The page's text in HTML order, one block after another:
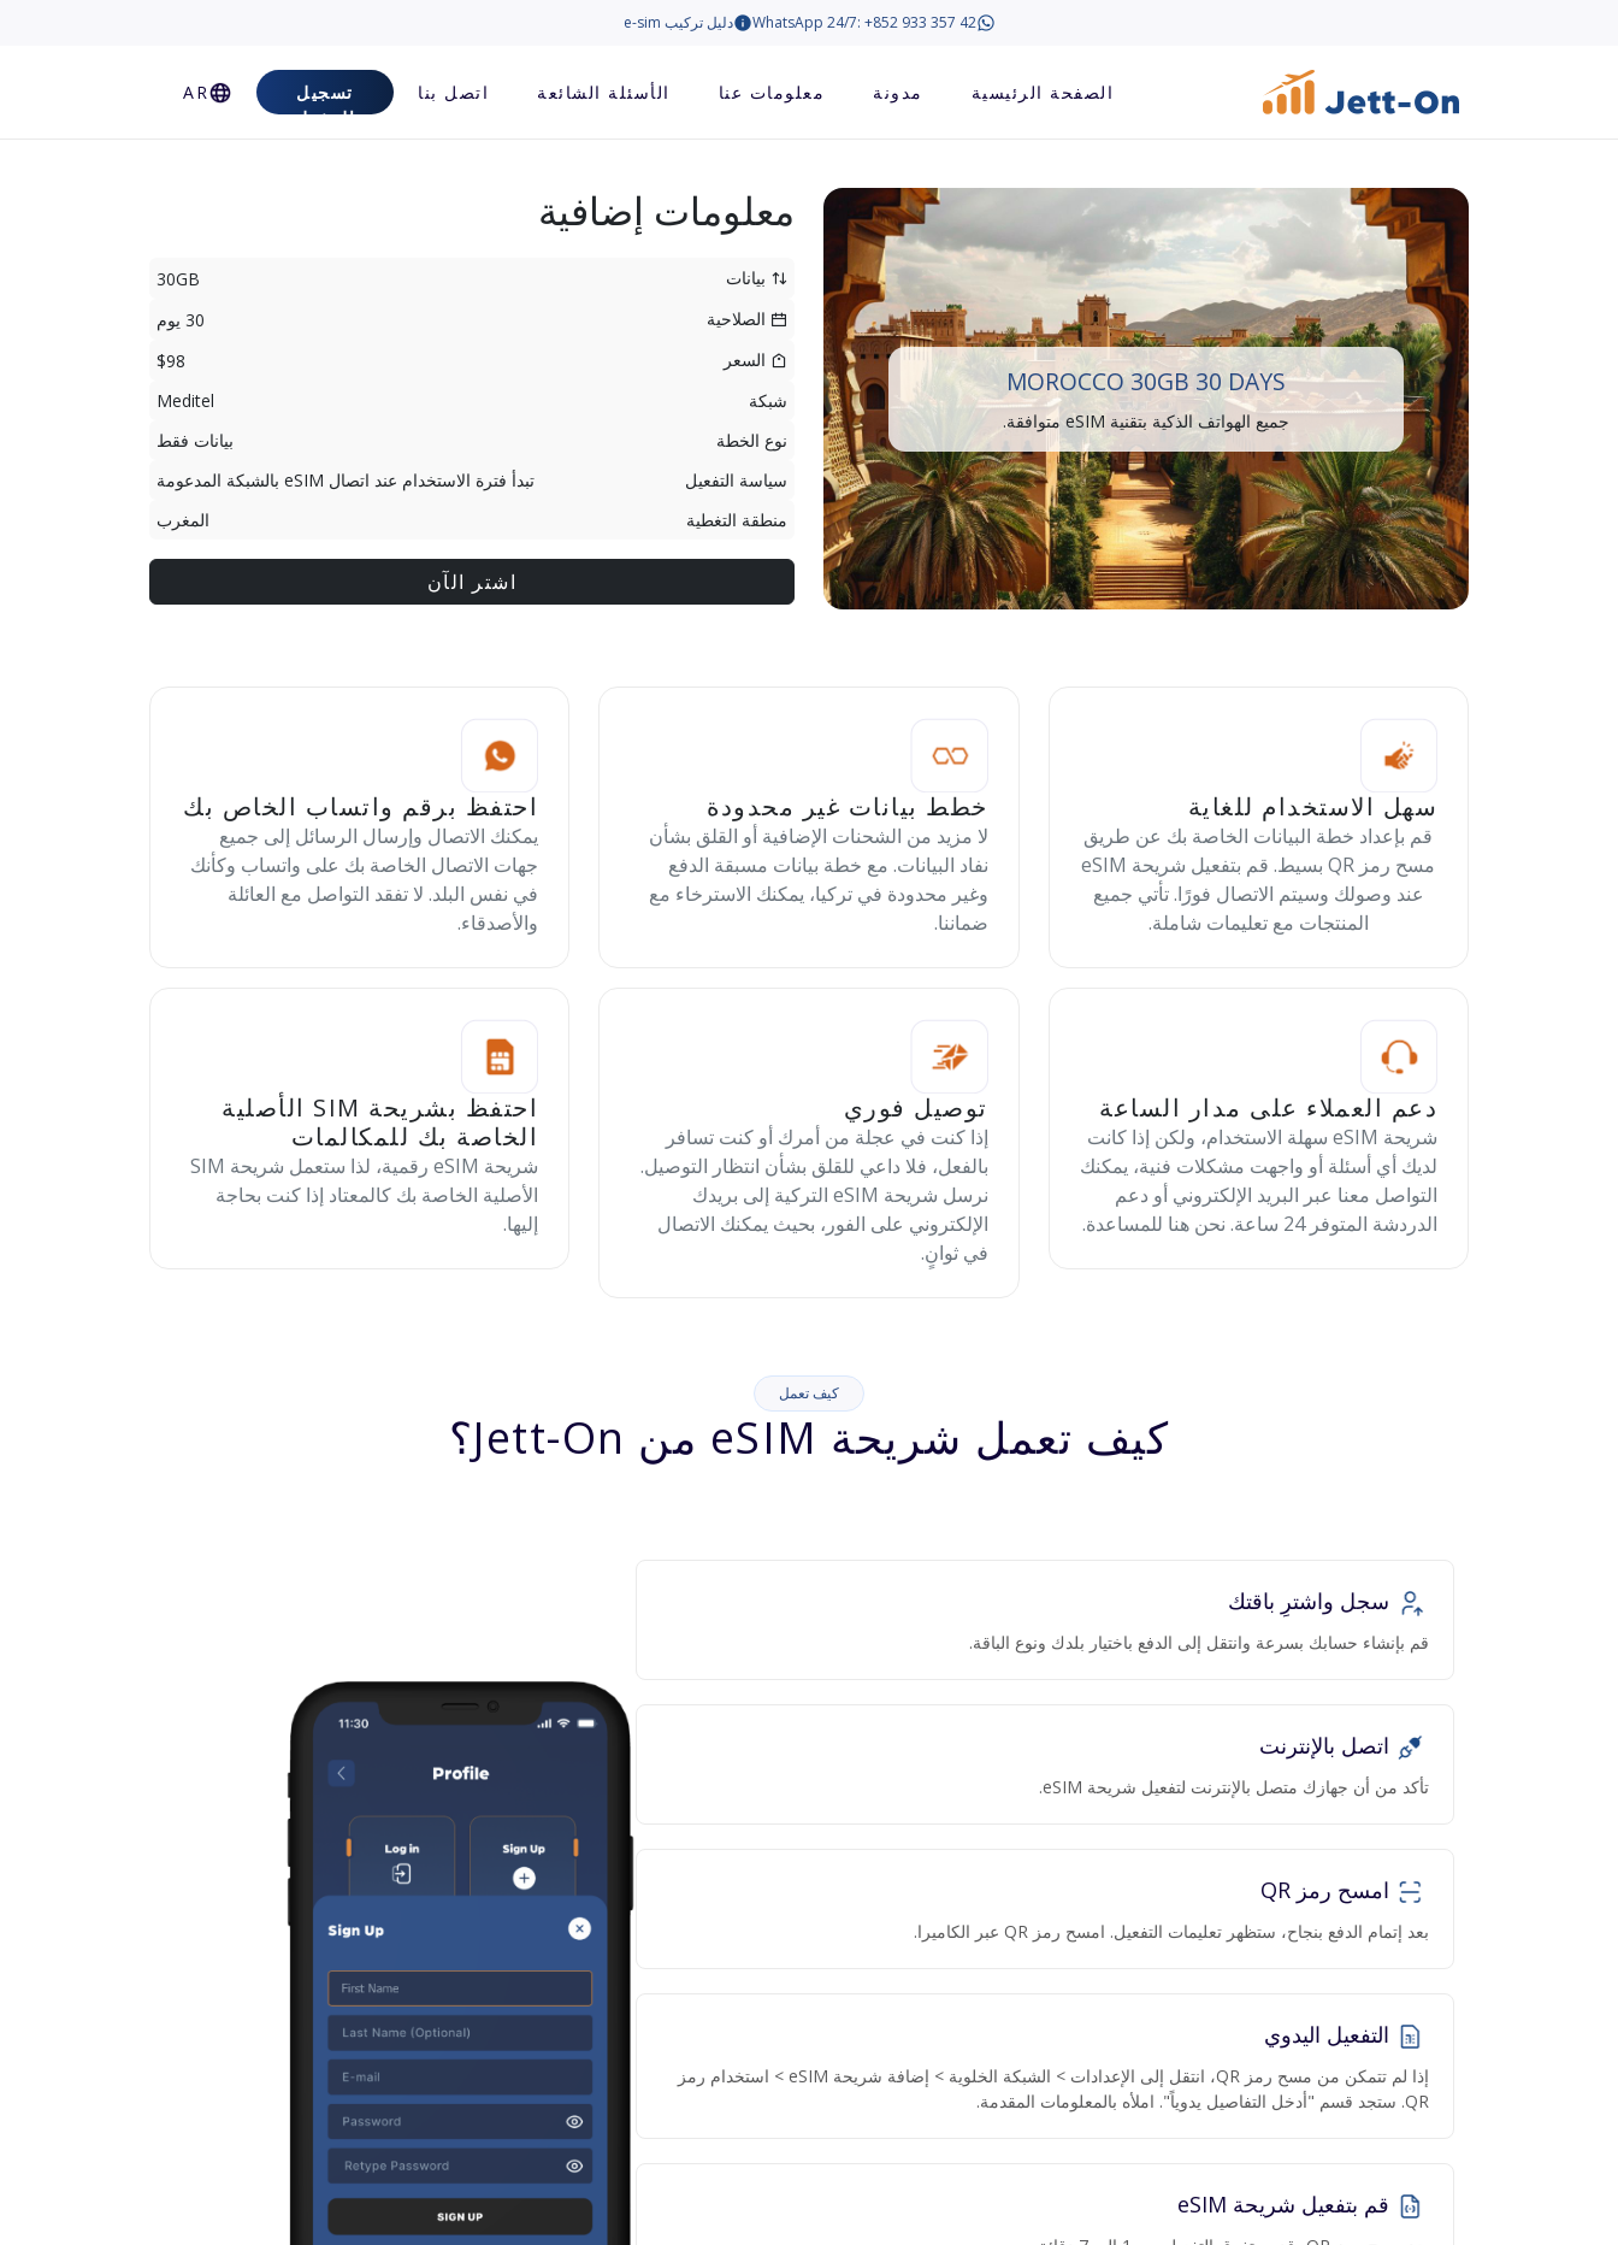
WhatsApp 24/7: +852 933 357 42 دليل تركيب e-sim
الصفحة الرئيسية مدونة معلومات عنا الأسئلة الشائعة اتصل بنا
تسجيل
الدخول
AR
MOROCCO 30GB 30 DAYS
جميع الهواتف الذكية بتقنية eSIM متوافقة.
معلومات إضافية
بيانات
30GB
الصلاحية
30 يوم
السعر
$98
شبكة
Meditel
نوع الخطة
بيانات فقط
سياسة التفعيل
تبدأ فترة الاستخدام عند اتصال eSIM بالشبكة المدعومة
منطقة التغطية
المغرب
اشتر الآن
سهل الاستخدام للغاية
قم بإعداد خطة البيانات الخاصة بك عن طريق
مسح رمز QR بسيط. قم بتفعيل شريحة eSIM
عند وصولك وسيتم الاتصال فورًا. تأتي جميع
المنتجات مع تعليمات شاملة.
خطط بيانات غير محدودة
لا مزيد من الشحنات الإضافية أو القلق بشأن
نفاد البيانات. مع خطة بيانات مسبقة الدفع
وغير محدودة في تركيا، يمكنك الاسترخاء مع
ضماننا.
احتفظ برقم واتساب الخاص بك
يمكنك الاتصال وإرسال الرسائل إلى جميع
جهات الاتصال الخاصة بك على واتساب وكأنك
في نفس البلد. لا تفقد التواصل مع العائلة
والأصدقاء.
دعم العملاء على مدار الساعة
شريحة eSIM سهلة الاستخدام، ولكن إذا كانت
لديك أي أسئلة أو واجهت مشكلات فنية، يمكنك
التواصل معنا عبر البريد الإلكتروني أو دعم
الدردشة المتوفر 24 ساعة. نحن هنا للمساعدة.
توصيل فوري
إذا كنت في عجلة من أمرك أو كنت تسافر
بالفعل، فلا داعي للقلق بشأن انتظار التوصيل.
نرسل شريحة eSIM التركية إلى بريدك
الإلكتروني على الفور، بحيث يمكنك الاتصال
في ثوانٍ.
احتفظ بشريحة SIM الأصلية
الخاصة بك للمكالمات
شريحة eSIM رقمية، لذا ستعمل شريحة SIM
الأصلية الخاصة بك كالمعتاد إذا كنت بحاجة
إليها.
كيف تعمل
كيف تعمل شريحة eSIM من Jett-On؟
سجل واشترِ باقتك
قم بإنشاء حسابك بسرعة وانتقل إلى الدفع باختيار بلدك ونوع الباقة.
اتصل بالإنترنت
تأكد من أن جهازك متصل بالإنترنت لتفعيل شريحة eSIM.
امسح رمز QR
بعد إتمام الدفع بنجاح، ستظهر تعليمات التفعيل. امسح رمز QR عبر الكاميرا.
التفعيل اليدوي
إذا لم تتمكن من مسح رمز QR، انتقل إلى الإعدادات > الشبكة الخلوية > إضافة شريحة eSIM > استخدام رمز
QR. ستجد قسم "أدخل التفاصيل يدوياً". املأه بالمعلومات المقدمة.
قم بتفعيل شريحة eSIM